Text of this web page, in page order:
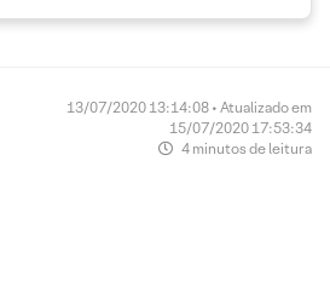
13/07/2020 13:14:08 • Atualizado em
15/07/2020 17:53:34
4 minutos de leitura